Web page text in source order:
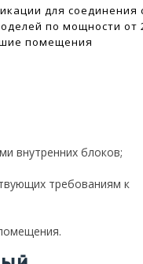
для соединения
по мощности от
помещения
внутренних блоков;
требованиям к